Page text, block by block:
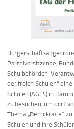
Parteivorsitzende,
Schulbehörden-
der freien Schulen“
Schulen (AGFS) in
zu besuchen, um dort
Thema „Demokratie“
Schulen und ihre